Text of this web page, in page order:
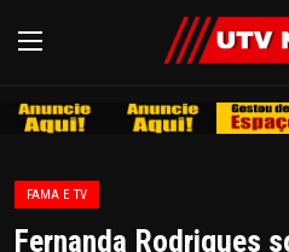
PIRACICABA
FAMA E TV
Fernanda Rodrigues